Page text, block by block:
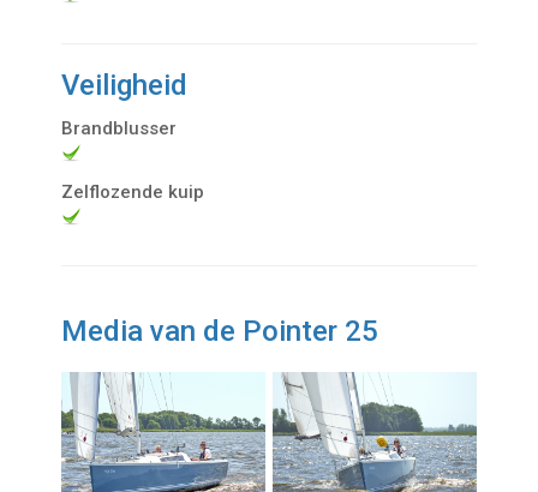
Veiligheid
Brandblusser
Zelflozende kuip
Media van de Pointer 25